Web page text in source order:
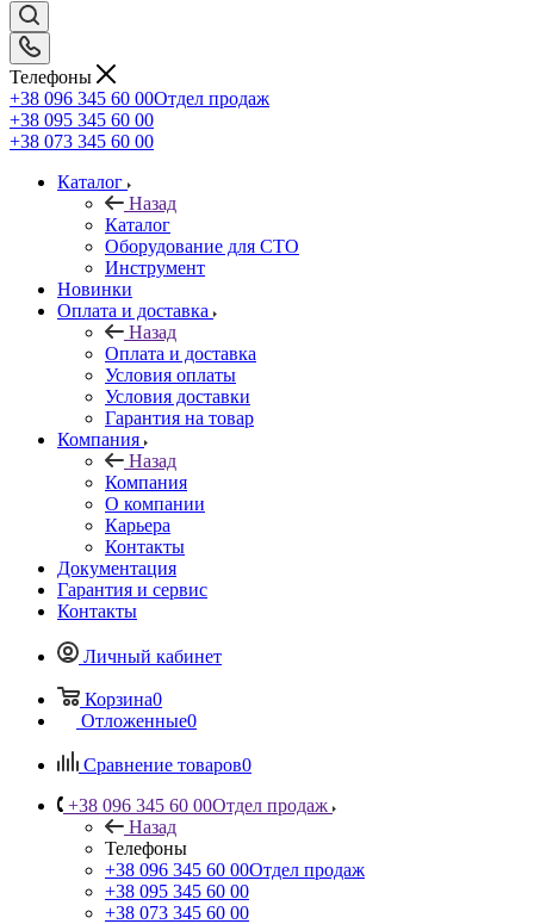
Телефоны
+38 096 345 60 00Отдел продаж
+38 095 345 60 00
+38 073 345 60 00
Каталог
Назад
Каталог
Оборудование для СТО
Инструмент
Новинки
Оплата и доставка
Назад
Оплата и доставка
Условия оплаты
Условия доставки
Гарантия на товар
Компания
Назад
Компания
О компании
Карьера
Контакты
Документация
Гарантия и сервис
Контакты
Личный кабинет
Корзина0
Отложенные0
Сравнение товаров0
+38 096 345 60 00Отдел продаж
Назад
Телефоны
+38 096 345 60 00Отдел продаж
+38 095 345 60 00
+38 073 345 60 00